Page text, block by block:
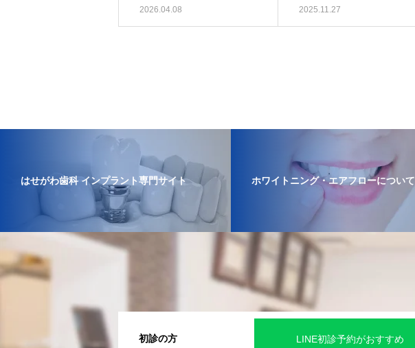
2026.04.08 2025.11.27
はせがわ歯科 インプラント専門サイト ホワイトニング・エアフローについて
初診の方 LINE初診予約がおすすめ